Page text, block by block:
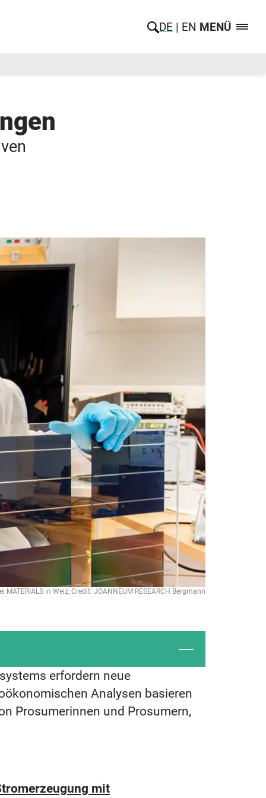
DE EN MENÜ
MATERIALS in Weiz, Credit: JOANNEUM RESEARCH Bergmann
erfordern neue
Analysen basieren
Prosumerinnen und Prosumern,
mit